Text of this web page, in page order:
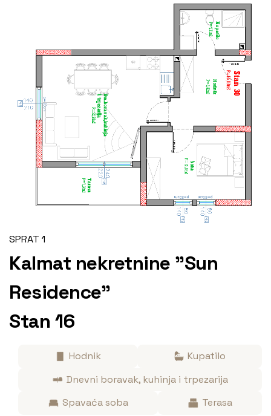
SPRAT 1
Kalmat nekretnine "Sun
Residence"
Stan 16
Hodnik
Kupatilo
Dnevni boravak, kuhinja i trpezarija
Spavaća soba
Terasa